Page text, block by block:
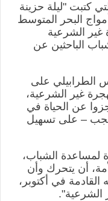
كتبت "ليلة حزينة
البحر المتوسط
غير الشرعية
الباحثين عن
الطرابيلي على
غير الشرعية،
عن الحياة في
يجب – على تسهيل
لمساعدة الشباب،
أن يتحرك وأن
في أكتوبر،
الشرعية".